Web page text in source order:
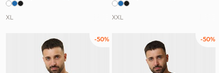
XL XXL
-50% -50%